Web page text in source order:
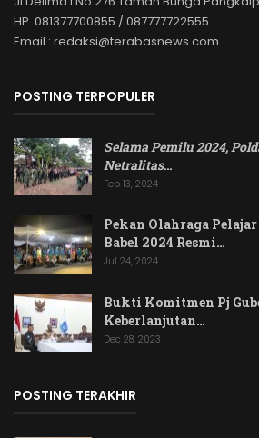
HP. 081377700855 / 087777722555
Email : redaksi@terabasnews.com
POSTING TERPOPULER
Selama Pemilu 2024,
Netralitas…
Feb 13, 2024
Pekan Olahraga Pelajar
Babel 2024 Resmi…
Jul 24, 2024
Bukti Komitmen Pj
Keberlanjutan…
Dec 28, 2023
POSTING TERAKHIR